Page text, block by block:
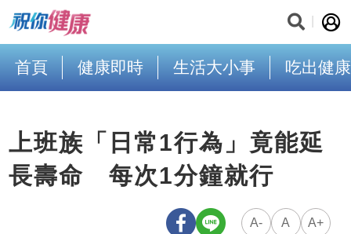
首頁 健康即時 生活大小事 吃出健康
上班族「日常1行為」竟能延
長壽命 每次1分鐘就行
A- A A+